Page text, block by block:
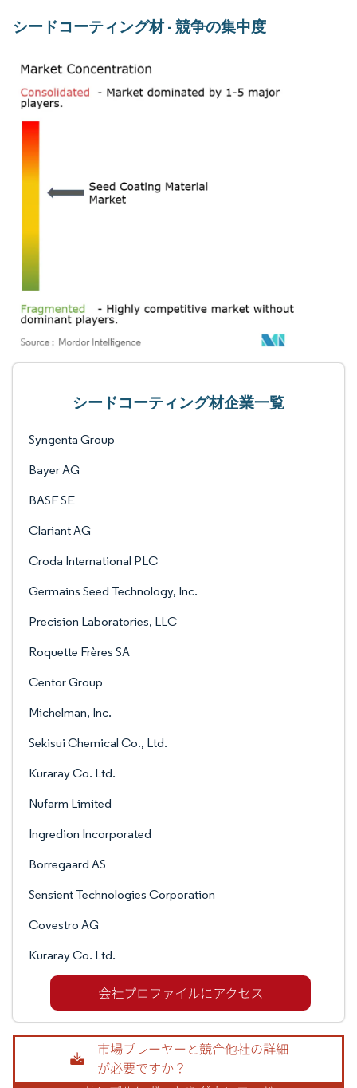
シードコーティング材 - 競争の集中度
シードコーティング材企業一覧
Syngenta Group
Bayer AG
BASF SE
Clariant AG
Croda International PLC
Germains Seed Technology, Inc.
Precision Laboratories, LLC
Roquette Frères SA
Centor Group
Michelman, Inc.
Sekisui Chemical Co., Ltd.
Kuraray Co. Ltd.
Nufarm Limited
Ingredion Incorporated
Borregaard AS
Sensient Technologies Corporation
Covestro AG
Kuraray Co. Ltd.